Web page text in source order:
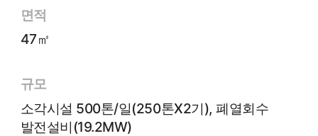
면적
47㎡
규모
소각시설 500톤/일(250톤X2기), 폐열회수
발전설비(19.2MW)